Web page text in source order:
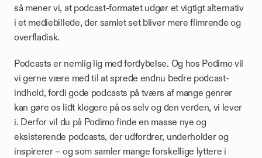
så mener vi, at podcast-formatet udgør et vigtigt alternativ
i et mediebillede, der samlet set bliver mere flimrende og
overfladisk.
Podcasts er nemlig lig med fordybelse. Og hos Podimo vil
vi gerne være med til at sprede endnu bedre podcast-
indhold, fordi gode podcasts på tværs af mange genrer
kan gøre os lidt klogere på os selv og den verden, vi lever
i. Derfor vil du på Podimo finde en masse nye og
eksisterende podcasts, der udfordrer, underholder og
inspirerer – og som samler mange forskellige lyttere i